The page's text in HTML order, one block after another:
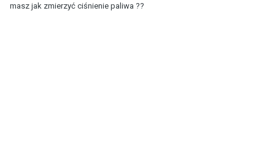
masz jak zmierzyć ciśnienie paliwa ??